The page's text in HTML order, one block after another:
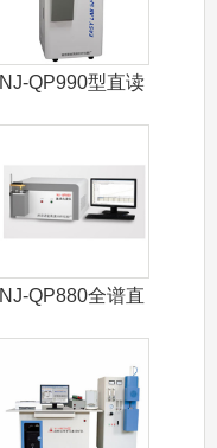
NJ-QP990型直读
NJ-QP880全谱直